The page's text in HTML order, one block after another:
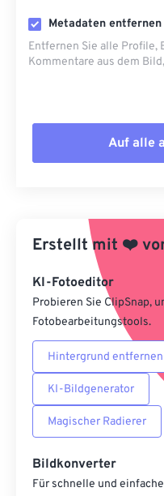
Metadaten entfernen
Entfernen Sie alle Profile,
Kommentare aus dem
Auf alle
Aus Vorgabe
Als Vorgabe
Erstellt mit ❤️
KI-Fotoeditor
Probieren Sie ClipSnap,
Fotobearbeitungstools.
Hintergrund entfernen
KI-Bildgenerator
Magischer Radierer
Bildkonverter
Für schnelle und